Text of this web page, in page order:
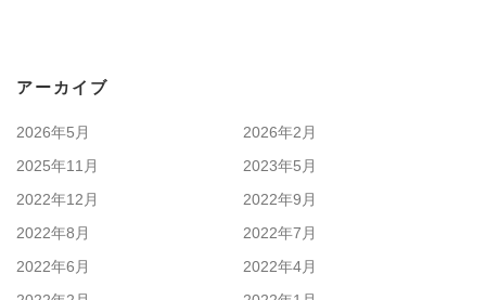
アーカイブ
2026年5月
2026年2月
2025年11月
2023年5月
2022年12月
2022年9月
2022年8月
2022年7月
2022年6月
2022年4月